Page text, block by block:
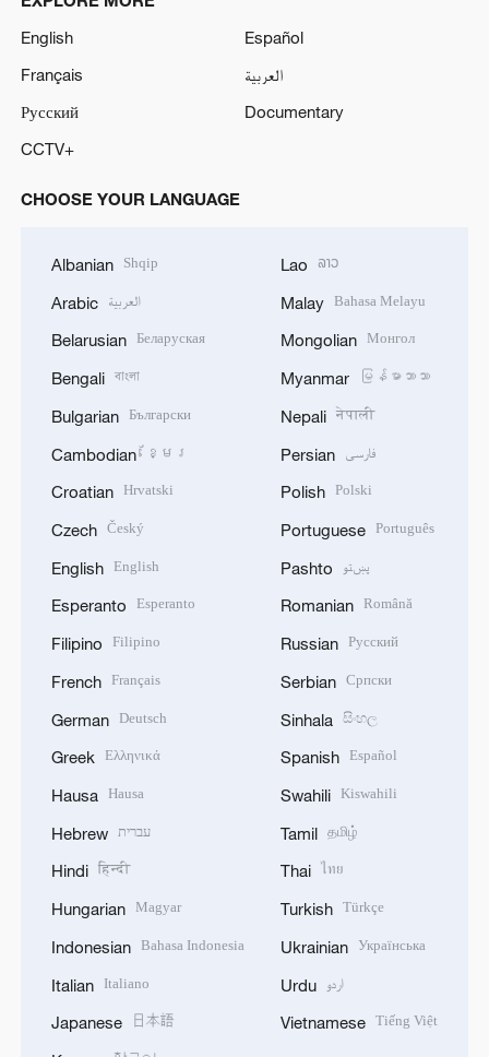
English
Español
Français
العربية
Русский
Documentary
CCTV+
CHOOSE YOUR LANGUAGE
Albanian Shqip
Arabic العربية
Belarusian Беларуская
Bengali বাংলা
Bulgarian Български
Cambodian ខ្មែរ
Croatian Hrvatski
Czech Český
English English
Esperanto Esperanto
Filipino Filipino
French Français
German Deutsch
Greek Ελληνικά
Hausa Hausa
Hebrew עברית
Hindi हिन्दी
Hungarian Magyar
Indonesian Bahasa Indonesia
Italian Italiano
Japanese 日本語
Lao ລາວ
Malay Bahasa Melayu
Mongolian Монгол
Myanmar မြန်မာဘာသာ
Nepali नेपाली
Persian فارسی
Polish Polski
Portuguese Português
Pashto پښتو
Romanian Română
Russian Русский
Serbian Српски
Sinhala සිංහල
Spanish Español
Swahili Kiswahili
Tamil தமிழ்
Thai ไทย
Turkish Türkçe
Ukrainian Українська
Urdu اردو
Vietnamese Tiếng Việt